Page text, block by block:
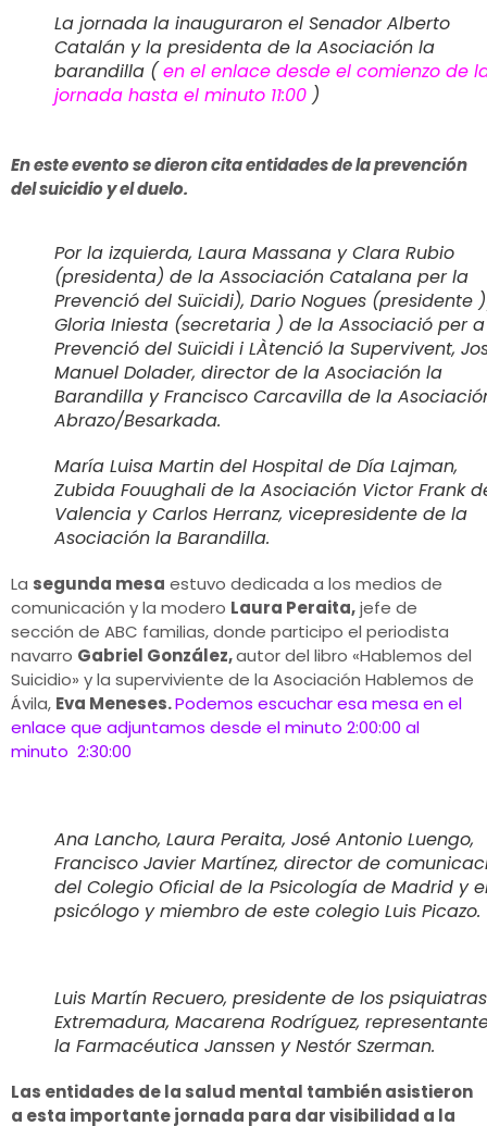
La jornada la inauguraron el Senador Alberto
Catalán y la presidenta de la Asociación la
barandilla (en el enlace desde el comienzo de
jornada hasta el minuto 11:00 )
En este evento se dieron cita entidades de la prevención
del suicidio y el duelo.
Por la izquierda, Laura Massana y Clara Rubio
(presidenta) de la Associación Catalana per la
Prevenció del Suïcidi), Dario Nogues (presidente
Gloria Iniesta (secretaria ) de la Associació per
Prevenció del Suïcidi i LÀtenció la Supervivent,
Manuel Dolader, director de la Asociación la
Barandilla y Francisco Carcavilla de la
Abrazo/Besarkada.
María Luisa Martin del Hospital de Día Lajman,
Zubida Fouughali de la Asociación Victor Frank
Valencia y Carlos Herranz, vicepresidente de la
Asociación la Barandilla.
La segunda mesa estuvo dedicada a los medios de
comunicación y la modero Laura Peraita,jefe de
sección de ABC familias, donde participo el periodista
navarro Gabriel González,autor del libro «Hablemos del
Suicidio» y la superviviente de la Asociación Hablemos de
Ávila, Eva Meneses.Podemos escuchar esa mesa en el
enlace que adjuntamos desde el minuto 2:00:00 al
minuto 2:30:00
Ana Lancho, Laura Peraita, José Antonio Luengo,
Francisco Javier Martínez, director de
del Colegio Oficial de la Psicología de Madrid y
psicólogo y miembro de este colegio Luis Picazo.
Luis Martín Recuero, presidente de los
Extremadura, Macarena Rodríguez,
la Farmacéutica Janssen y Nestór Szerman.
Las entidades de la salud mental también asistieron
a esta importante jornada para dar visibilidad a la